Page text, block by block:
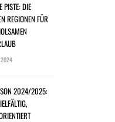
PISTE: DIE
REGIONEN FÜR
2024
2024/2025: